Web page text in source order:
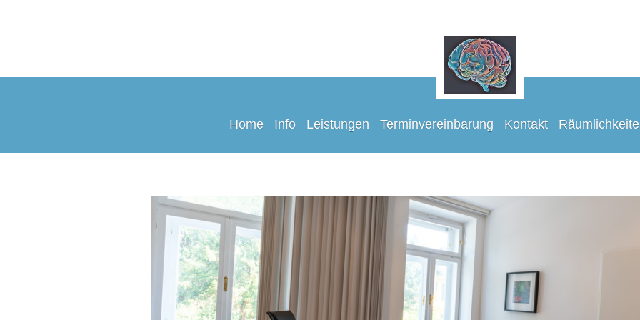
Home Info Leistungen Terminvereinbarung Kontakt